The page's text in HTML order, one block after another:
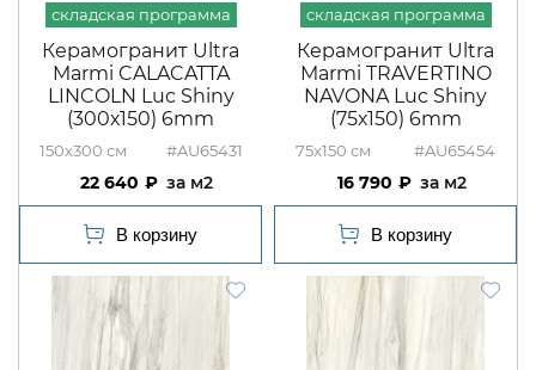
Керамогранит Ultra
Marmi CALACATTA
LINCOLN Luc Shiny
(300х150) 6mm
150x300 #AU65431
22 640 м2
Керамогранит Ultra
Marmi TRAVERTINO
NAVONA Luc Shiny
(75х150) 6mm
75x150 #AU65454
16 790 м2